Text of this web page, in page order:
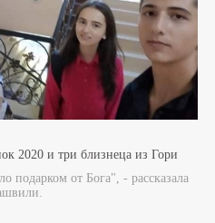
2020 и три близнеца из Гори
подарком от Бога", - рассказала